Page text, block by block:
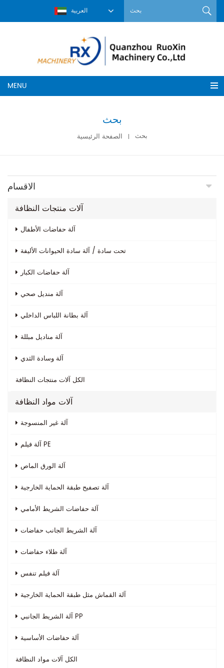
العربية
MENU
بحث
الصفحة الرئيسية بحث
الاقسام
آلات منتجات النظافة
آلة حفاضات الأطفال
تحت سادة / آلة سادة الحيوانات الأليفة
آلة حفاضات الكبار
آلة منديل صحي
آلة بطانة اللباس الداخلي
آلة مناديل مبللة
آلة وسادة الثدي
الكل آلات منتجات النظافة
آلات مواد النظافة
آلة غير المنسوجة
آلة فيلم PE
آلة الورق الماص
آلة تصفيح طبقة الحماية الخارجية
آلة حفاضات الشريط الأمامي
آلة الشريط الجانب حفاضات
آلة طلاء حفاضات
آلة فيلم تنفس
آلة القماش مثل طبقة الحماية الخارجية
آلة الشريط الجانبي PP
آلة حفاضات الأساسية
الكل آلات مواد النظافة